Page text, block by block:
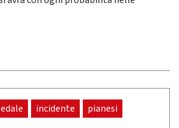
incidente pianesi